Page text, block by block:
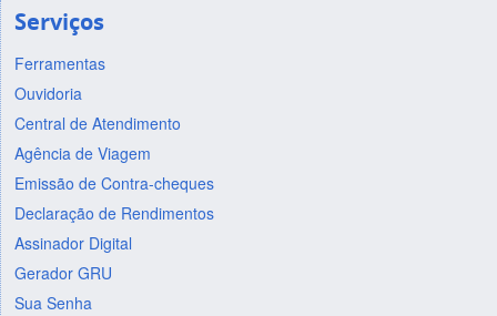
Serviços
Ferramentas
Ouvidoria
Central de Atendimento
Agência de Viagem
Emissão de Contra-cheques
Declaração de Rendimentos
Assinador Digital
Gerador GRU
Sua Senha